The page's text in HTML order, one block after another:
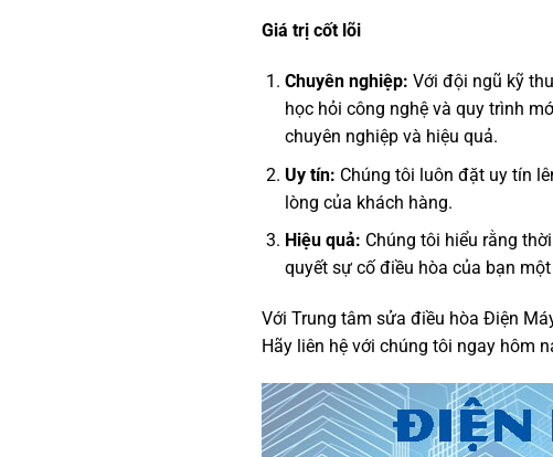
Giá trị cốt lõi
Chuyên nghiệp: Với đội ngũ kỹ
học hỏi công nghệ và quy trình
chuyên nghiệp và hiệu quả.
Uy tín: Chúng tôi luôn đặt uy tín
lòng của khách hàng.
Hiệu quả: Chúng tôi hiểu rằng
quyết sự cố điều hòa của bạn
Với Trung tâm sửa điều hòa Điện
Hãy liên hệ với chúng tôi ngay hôm